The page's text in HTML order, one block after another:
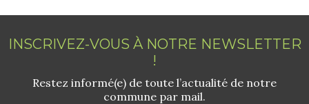
INSCRIVEZ-VOUS À NOTRE NEWSLETTER
!
Restez informé(e) de toute l’actualité de notre
commune par mail.